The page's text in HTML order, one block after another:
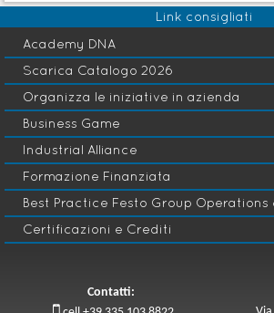
Link consigliati
Academy DNA
Scarica Catalogo 2026
Organizza le iniziative in azienda
Business Game
Industrial Alliance
Formazione Finanziata
Best Practice Festo Group Operations
Certificazioni e Crediti
Contatti: